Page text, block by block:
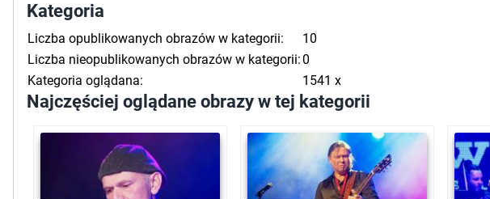
Kategoria
Liczba opublikowanych obrazów w kategorii:
10
Liczba nieopublikowanych obrazów w kategorii:0
Kategoria oglądana:
1541 x
Najczęściej oglądane obrazy w tej kategorii